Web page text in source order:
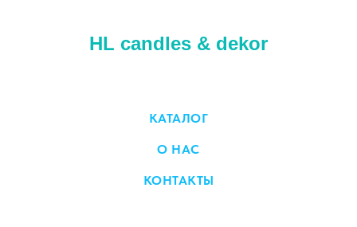
HL candles & dekor
КАТАЛОГ
О НАС
КОНТАКТЫ